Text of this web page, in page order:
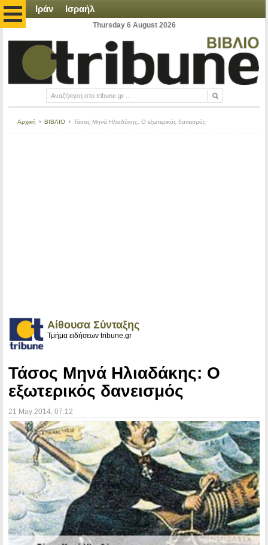
Ιράν Ισραήλ
Thursday 6 August 2026
Αρχική ΒΙΒΛΙΟ Τάσος Μηνά Ηλιαδάκης: Ο εξωτερικός δανεισμός
Αίθουσα Σύνταξης
Τμήμα ειδήσεων tribune.gr
Τάσος Μηνά Ηλιαδάκης: Ο
εξωτερικός δανεισμός
21 May 2014 , 07:12